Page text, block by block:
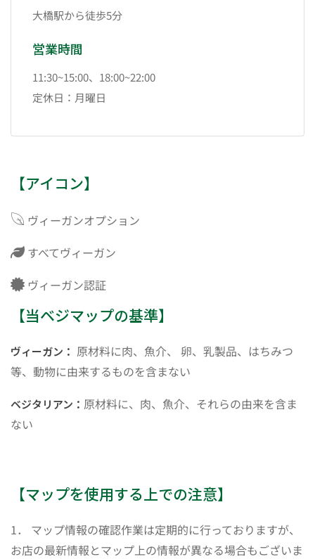
大橋駅から徒歩5分
営業時間
11:30~15:00、18:00~22:00
定休日：月曜日
【アイコン】
ヴィーガンオプション
すべてヴィーガン
ヴィーガン認証
【当ベジマップの基準】
ヴィーガン： 原材料に肉、魚介、 卵、乳製品、はちみつ
等、動物に由来するものを含まない
ベジタリアン： 原材料に、肉、魚介、それらの由来を含ま
ない
【マップを使用する上での注意】
1． マップ情報の確認作業は定期的に行っておりますが、
お店の最新情報とマップ上の情報が異なる場合もございま